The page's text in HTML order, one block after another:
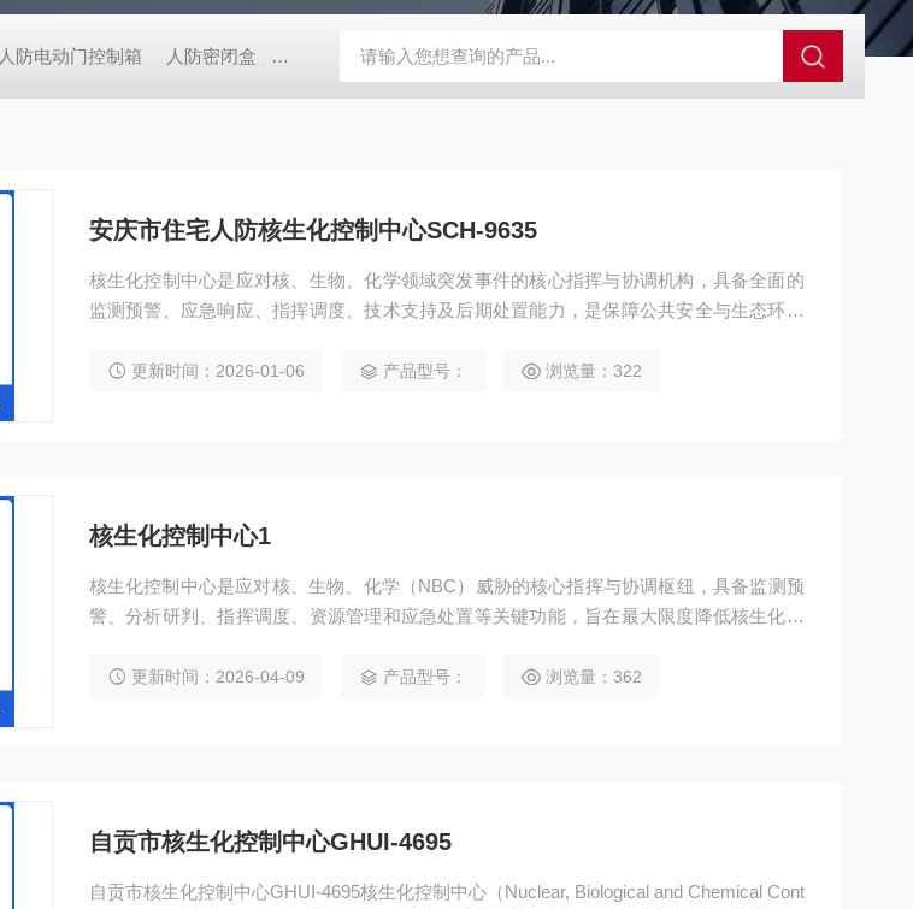
人防电动门控制箱 人防密闭盒 一氧化碳监控系统 人防通讯设备系统 人防呼叫按钮
安庆市住宅人防核生化控制中心SCH-9635
核生化控制中心是应对核、生物、化学领域突发事件的核心指挥与协调机构，具备全面的
监测预警、应急响应、指挥调度、技术支持及后期处置能力，是保障公共安全与生态环境
更新时间：2026-01-06 产品型号： 浏览量：322
核生化控制中心1
核生化控制中心是应对核、生物、化学（NBC）威胁的核心指挥与协调枢纽，具备监测预
警、分析研判、指挥调度、资源管理和应急处置等关键功能，旨在最大限度降低核生化事
更新时间：2026-04-09 产品型号： 浏览量：362
自贡市核生化控制中心GHUI-4695
自贡市核生化控制中心GHUI-4695核生化控制中心（Nuclear, Biological and Chemical Cont